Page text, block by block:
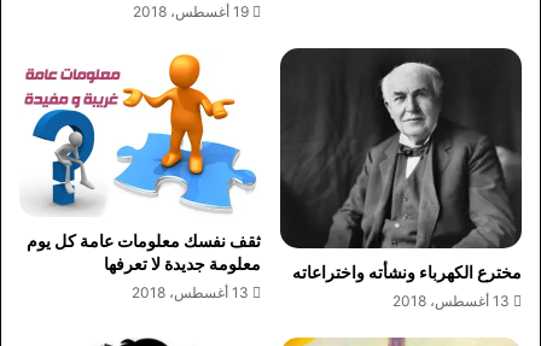
19 أغسطس، 2018
مخترع الكهرباء ونشأته واختراعاته
13 أغسطس، 2018
ثقف نفسك معلومات عامة كل يوم
معلومة جديدة لا تعرفها
13 أغسطس، 2018